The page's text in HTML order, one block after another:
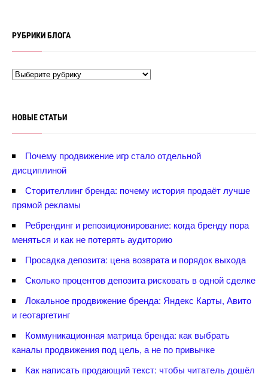
РУБРИКИ БЛОГА
НОВЫЕ СТАТЬИ
Почему продвижение игр стало отдельной
дисциплиной
Сторителлинг бренда: почему история продаёт лучше
прямой рекламы
Ребрендинг и репозиционирование: когда бренду пора
меняться и как не потерять аудиторию
Просадка депозита: цена возврата и порядок выхода
Сколько процентов депозита рисковать в одной сделке
Локальное продвижение бренда: Яндекс Карты, Авито
и геотаргетин
Коммуникационная матрица бренда: как выбрать
каналы продвижения под цель, а не по привычке
Как написать продающий текст: чтобы читатель дошёл